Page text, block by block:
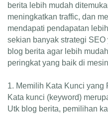
berita lebih mudah
meningkatkan traffic, dan
mendapati pendapatan
sekian banyak strategi
blog berita agar lebih
peringkat yang baik di
1. Memilih Kata Kunci yang
Kata kunci (keyword)
Utk blog berita, pemilihan